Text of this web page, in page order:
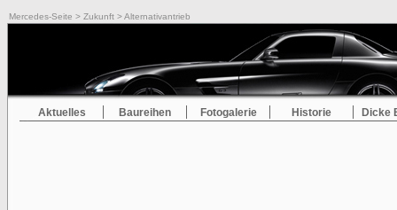
Mercedes-Seite > Zukunft > Alternativantrieb
Aktuelles Baureihen Fotogalerie Historie Dicke